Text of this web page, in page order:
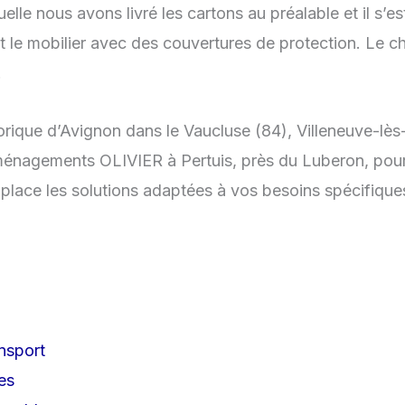
nous avons livré les cartons au préalable et il
le mobilier avec des couvertures de protection. Le
d’Avignon dans le Vaucluse (84), Villeneuve-
OLIVIER à Pertuis, près du Luberon,
les solutions adaptées à vos besoins